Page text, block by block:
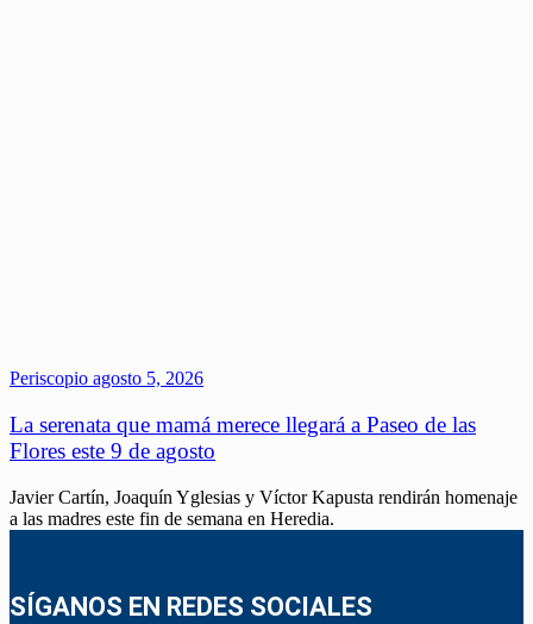
Periscopio agosto 5, 2026
La serenata que mamá merece llegará a Paseo de las
Flores este 9 de agosto
Javier Cartín, Joaquín Yglesias y Víctor Kapusta rendirán homenaje
a las madres este fin de semana en Heredia.
SÍGANOS EN REDES SOCIALES